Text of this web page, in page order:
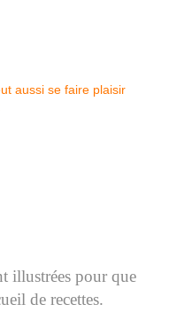
illustrées pour que
de recettes.